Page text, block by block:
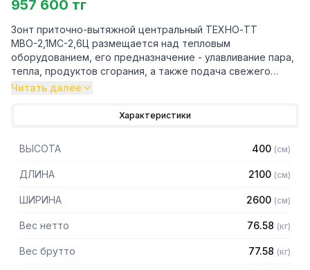
957 600 тг
Зонт приточно-вытяжной центральный ТЕХНО-ТТ
МВО-2,1МС-2,6Ц размещается над тепловым
оборудованием, его предназначение - улавливание пара,
тепла, продуктов сгорания, а также подача свежего
воздуха, что благоприятно сказывается на микроклимате
предметах мебели и кухонной утвари. Поэтому это
оборудование формирует микроклимат в помещении и
защищает сотрудников горячего цеха.
— Бескаркасный
Читать далее
Характеристики
ВЫСОТА 400 (см)
ДЛИНА 2100 (см)
ШИРИНА 2600 (см)
Вес нетто 76.58 (кг)
Вес брутто 77.58 (кг)